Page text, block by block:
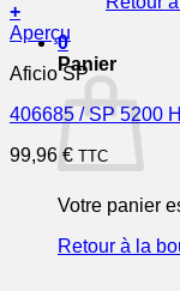
0
Panier
Votre panier
Retour à la
+
Aperçu
Aficio SP
406685 / SP 5200
99,96 € TTC